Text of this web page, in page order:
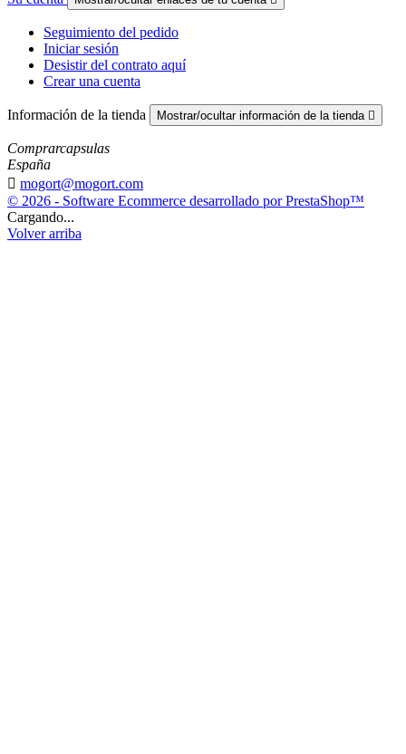
Seguimiento del pedido
Iniciar sesión
Desistir del contrato aquí
Crear una cuenta
Información de la tienda Mostrar/ocultar información de la tienda 
Comprarcapsulas
España
 mogort@mogort.com
© 2026 - Software Ecommerce desarrollado por PrestaShop™
Cargando...
Volver arriba